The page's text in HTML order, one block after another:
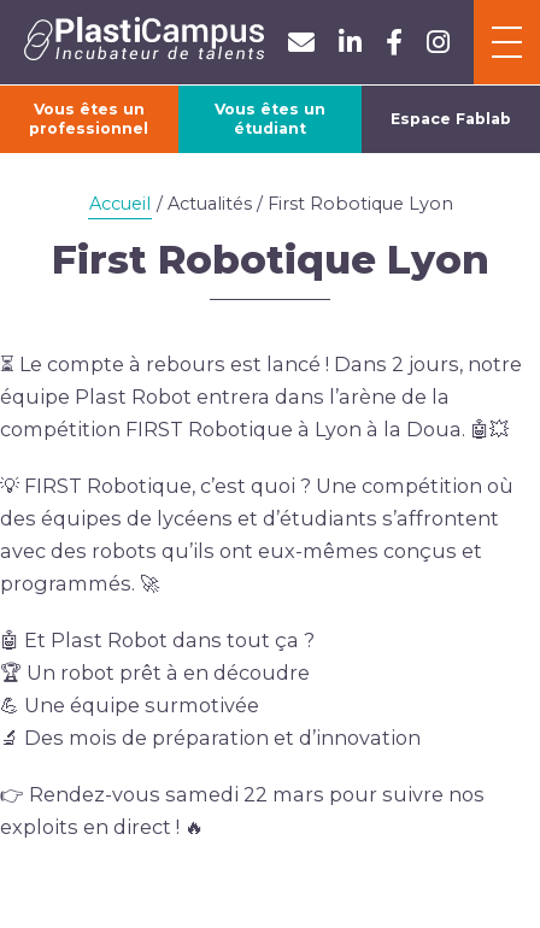
Vous êtes un
professionnel
Vous êtes un
étudiant
Espace Fablab
ACCUEIL
ACTUALITÉS
CONTACT
Accueil / Actualités / First Robotique Lyon
First Robotique Lyon
⏳ Le compte à rebours est lancé ! Dans 2 jours, notre
équipe Plast Robot entrera dans l’arène de la
compétition FIRST Robotique à Lyon à la Doua. 🤖💥
💡 FIRST Robotique, c’est quoi ? Une compétition où
des équipes de lycéens et d’étudiants s’affrontent
avec des robots qu’ils ont eux-mêmes conçus et
programmés. 🚀
🤖 Et Plast Robot dans tout ça ?
🏆 Un robot prêt à en découdre
💪 Une équipe surmotivée
🔬 Des mois de préparation et d’innovation
👉 Rendez-vous samedi 22 mars pour suivre nos
exploits en direct ! 🔥
Panneau de gestion des cookies